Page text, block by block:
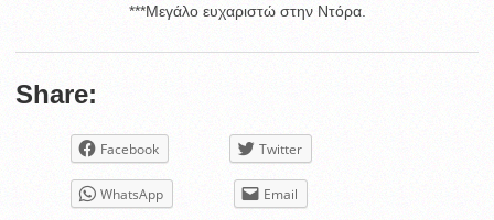
***Μεγάλο ευχαριστώ στην Ντόρα.
Share:
Facebook Twitter
WhatsApp Email